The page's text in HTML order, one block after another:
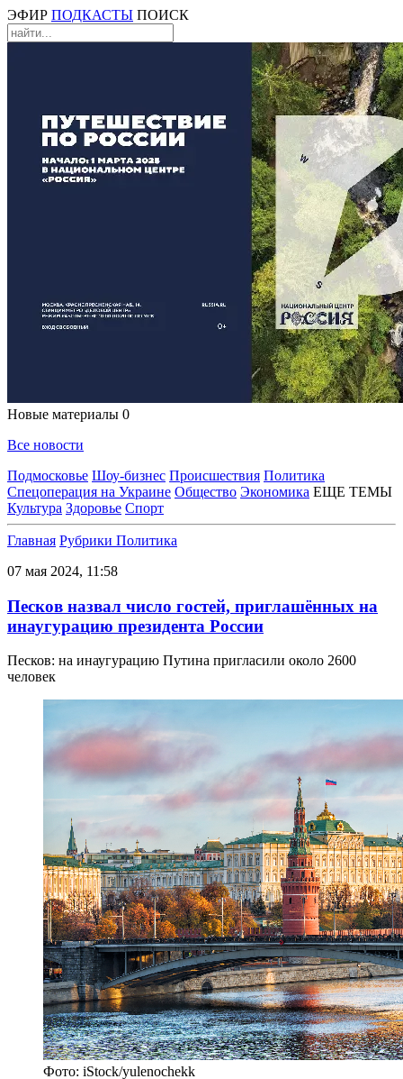
ЭФИР ПОДКАСТЫ ПОИСК
Новые материалы 0
Все новости
Подмосковье Шоу-бизнес Происшествия Политика
Спецоперация на Украине Общество Экономика ЕЩЕ ТЕМЫ
Культура Здоровье Спорт
Главная Рубрики Политика
07 мая 2024, 11:58
Песков назвал число гостей, приглашённых на
инаугурацию президента России
Песков: на инаугурацию Путина пригласили около 2600
человек
Фото: iStock/yulenochekk